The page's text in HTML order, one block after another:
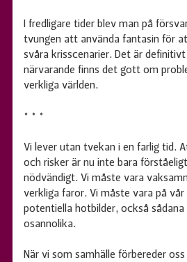
I fredligare tider blev man på
tvungen att använda fantasin för
svåra krisscenarier. Det är
närvarande finns det gott om
verkliga världen.
* * *
Vi lever utan tvekan i en farlig tid.
och risker är nu inte bara
nödvändigt. Vi måste vara
verkliga faror. Vi måste vara på
potentiella hotbilder, också
osannolika.
När vi som samhälle förbereder